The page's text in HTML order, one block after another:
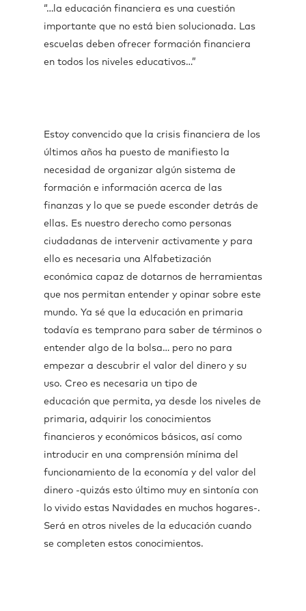
“…la educación financiera es una cuestión
importante que no está bien solucionada. Las
escuelas deben ofrecer formación financiera
en todos los niveles educativos…”
Estoy convencido que la crisis financiera de los
últimos años ha puesto de manifiesto la
necesidad de organizar algún sistema de
formación e información acerca de las
finanzas y lo que se puede esconder detrás de
ellas. Es nuestro derecho como personas
ciudadanas de intervenir activamente y para
ello es necesaria una Alfabetización
económica capaz de dotarnos de herramientas
que nos permitan entender y opinar sobre este
mundo. Ya sé que la educación en primaria
todavía es temprano para saber de términos o
entender algo de la bolsa… pero no para
empezar a descubrir el valor del dinero y su
uso. Creo es necesaria un tipo de
educación que permita, ya desde los niveles de
primaria, adquirir los conocimientos
financieros y económicos básicos, así como
introducir en una comprensión mínima del
funcionamiento de la economía y del valor del
dinero -quizás esto último muy en sintonía con
lo vivido estas Navidades en muchos hogares-.
Será en otros niveles de la educación cuando
se completen estos conocimientos.